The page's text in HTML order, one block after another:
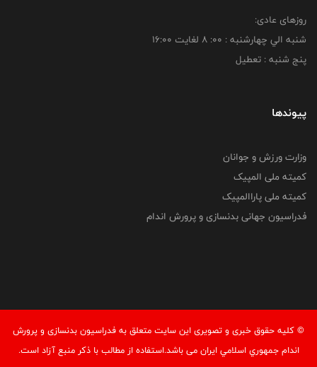
روزهای عادی:
شنبه الي چهارشنبه : 00: 8 لغايت 16:00
پنج شنبه : تعطیل
پیوندها
وزارت ورزش و جوانان
کمیته ملی المپیک
کمیته ملی پاراالمپیک
فدراسیون جهانی بدنسازی و پرورش اندام
© کليه حقوق خبری و تصويری اين سايت متعلق به فدراسيون بدنسازی و پرورش
اندام جمهوري اسلامي ايران می باشد.استفاده از مطالب با ذكر منبع آزاد است.